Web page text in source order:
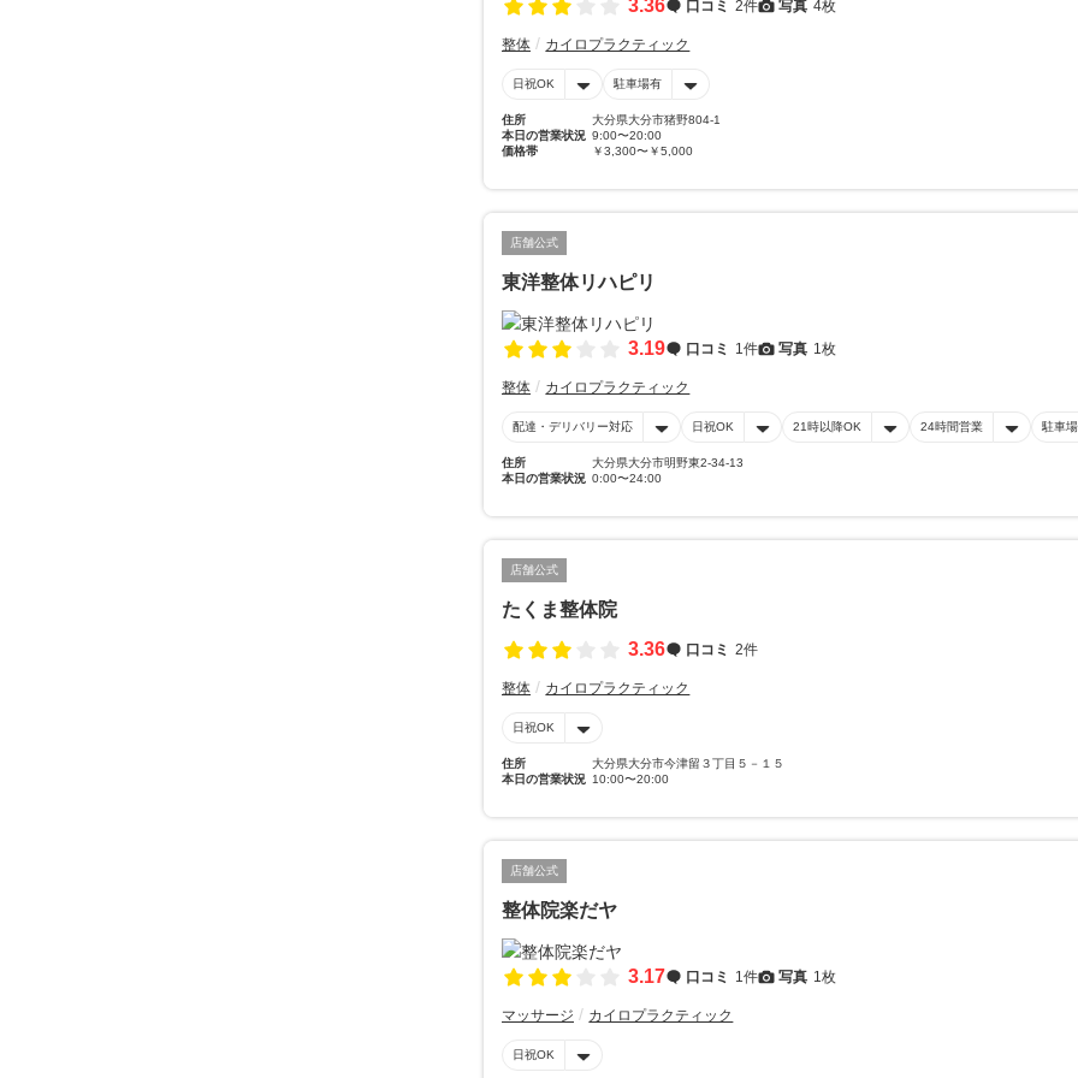
3.36 口コミ 2件 写真 4枚
整体 カイロプラクティック
日祝OK 駐車場有
住所
大分県大分市猪野804-1
本日の営業状況 9:00〜20:00
価格帯
￥3,300〜￥5,000
店舗公式
東洋整体リハピリ
3.19 口コミ 1件 写真 1枚
整体 カイロプラクティック
配達・デリバリー対応 日祝OK 21時以降OK 24時間営業 駐車
住所
大分県大分市明野東2-34-13
本日の営業状況 0:00〜24:00
店舗公式
たくま整体院
3.36
口コミ 2件
整体 カイロプラクティック
日祝OK
住所
大分県大分市今津留３丁目５－１５
本日の営業状況 10:00〜20:00
店舗公式
整体院楽だヤ
3.17 口コミ 1件 写真 1枚
マッサージ カイロプラクティック
日祝OK